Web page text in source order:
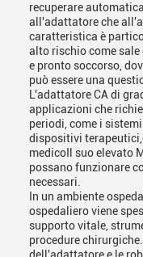
recuperare
all'adattatore che
caratteristica è
alto rischio come
e pronto soccorso,
può essere una
L'adattatore CA di
applicazioni che
periodi, come i
dispositivi
medicoIl suo elevato
possano funzionare
necessari.
In un ambiente
ospedaliero viene
supporto vitale,
procedure